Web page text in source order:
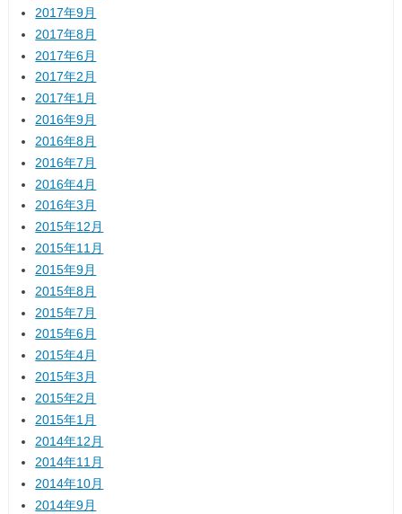
2017年9月
2017年8月
2017年6月
2017年2月
2017年1月
2016年9月
2016年8月
2016年7月
2016年4月
2016年3月
2015年12月
2015年11月
2015年9月
2015年8月
2015年7月
2015年6月
2015年4月
2015年3月
2015年2月
2015年1月
2014年12月
2014年11月
2014年10月
2014年9月